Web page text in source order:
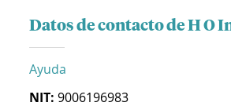
Datos de contacto de H O
Ayuda
NIT: 9006196983